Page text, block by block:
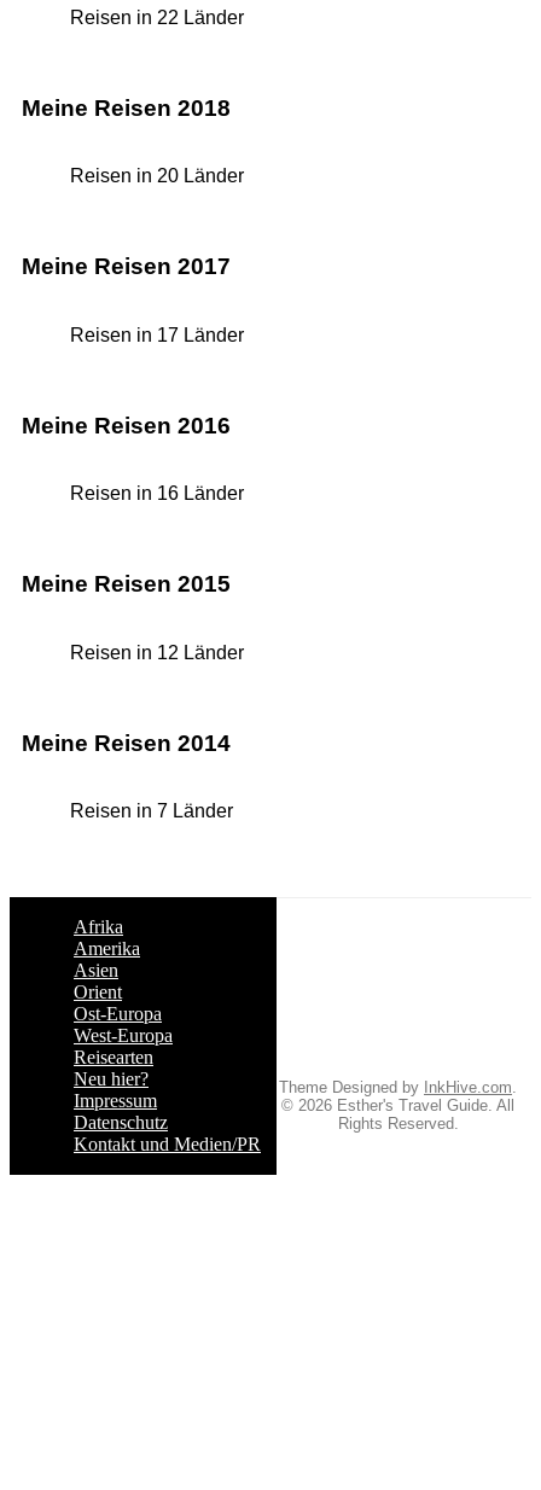
Reisen in 22 Länder
Meine Reisen 2018
Reisen in 20 Länder
Meine Reisen 2017
Reisen in 17 Länder
Meine Reisen 2016
Reisen in 16 Länder
Meine Reisen 2015
Reisen in 12 Länder
Meine Reisen 2014
Reisen in 7 Länder
Afrika
Amerika
Asien
Orient
Ost-Europa
West-Europa
Reisearten
Neu hier?
Impressum
Datenschutz
Kontakt und Medien/PR
Theme Designed by InkHive.com.
© 2026 Esther's Travel Guide. All
Rights Reserved.